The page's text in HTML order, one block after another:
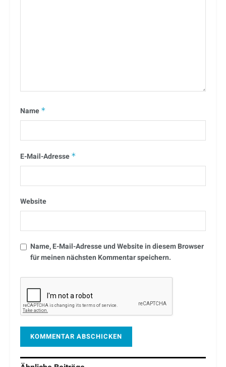
Name *
E-Mail-Adresse *
Website
Name, E-Mail-Adresse und Website in diesem Browser
für meinen nächsten Kommentar speichern.